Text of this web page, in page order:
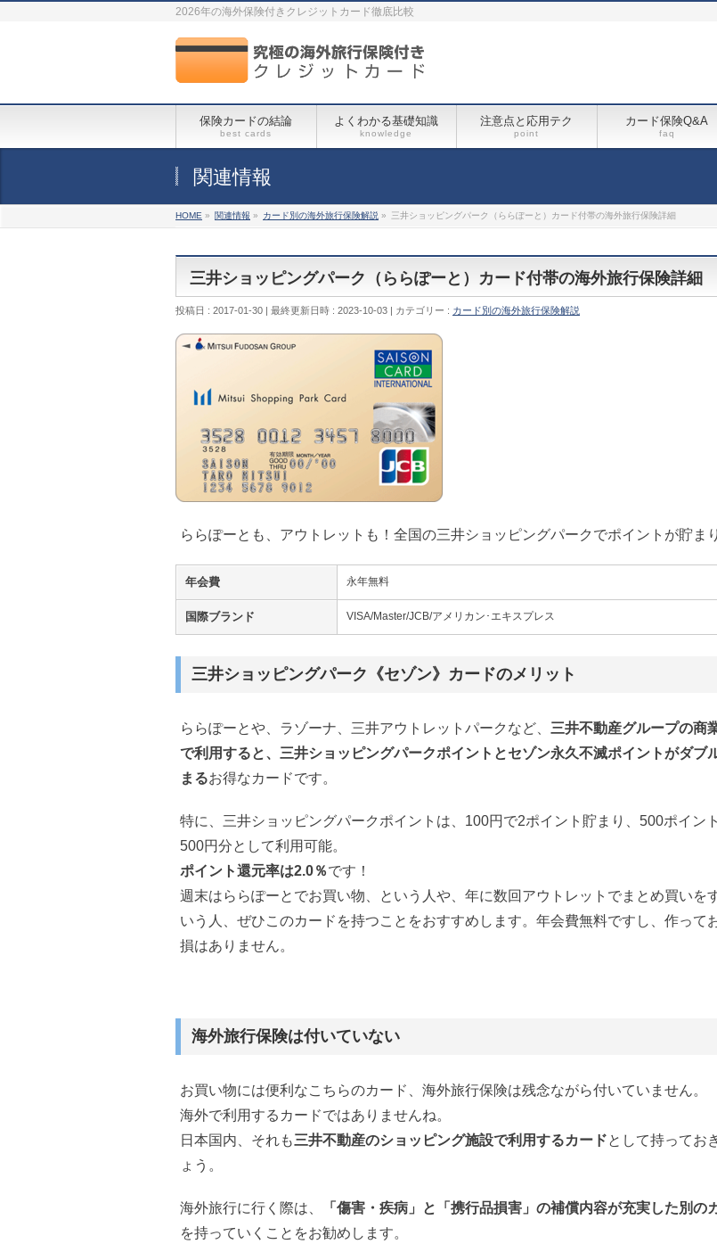
2026年の海外保険付きクレジットカード徹底比較
保険カードの結論
best cards
よくわかる基礎知識
knowledge
注意点と応用テク
point
カード保険Q&A
faq
関連情報
HOME » 関連情報 » カード別の海外旅行保険解説 » 三井ショッピングパーク（ららぽーと）カード付帯の海外旅行保険詳細
三井ショッピングパーク（ららぽーと）カード付帯の海外旅行保険詳細
投稿日 : 2017-01-30 最終更新日時 : 2023-10-03 カテゴリー : カード別の海外旅行保険解説
ららぽーとも、アウトレットも！全国の三井ショッピングパークでポイントが貯ま
年会費 永年無料
国際ブランド VISA/Master/JCB/アメリカン･エキスプレス
三井ショッピングパーク《セゾン》カードのメリット
ららぽーとや、ラゾーナ、三井アウトレットパークなど、 三井不動産グループの商
で利用すると、三井ショッピングパークポイントとセゾン永久不滅ポイントがダブ
まるお得なカードです。
特に、三井ショッピングパークポイントは、100円で2ポイント貯まり、500ポイン
500円分として利用可能。
ポイント還元率は2.0％です！
週末はららぽーとでお買い物、という人や、年に数回アウトレットでまとめ買いを
いう人、ぜひこのカードを持つことをおすすめします。年会費無料ですし、作って
損はありません。
海外旅行保険は付いていない
お買い物には便利なこちらのカード、海外旅行保険は残念ながら付いていません。
海外で利用するカードではありませんね。
日本国内、それも三井不動産のショッピング施設で利用するカードとして持ってお
ょう。
海外旅行に行く際は、
「傷害・疾病」と「携行品損害」の補償内容が充実した別の
を持っていくことをお勧めします。